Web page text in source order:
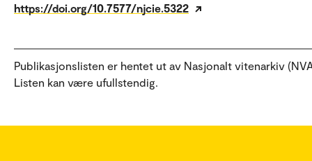
https://doi.org/10.7577/njcie.5322
Publikasjonslisten er hentet ut av Nasjonalt vitenarkiv
Listen kan være ufullstendig.